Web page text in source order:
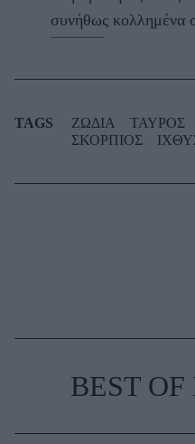
συνήθως κολλημένα
TAGS ΖΩΔΙΑ ΤΑΥΡΟΣ
ΣΚΟΡΠΙΟΣ
BEST